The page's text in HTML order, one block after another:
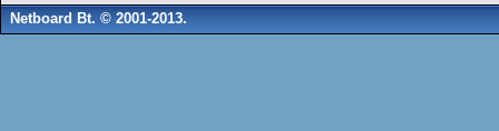
Netboard Bt. © 2001-2013.